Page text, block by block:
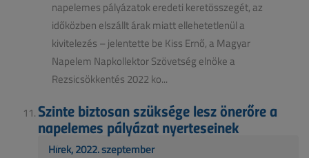
napelemes pályázatok eredeti keretösszegét, az
időközben elszállt árak miatt ellehetetlenül a
kivitelezés – jelentette be Kiss Ernő, a Magyar
Napelem Napkollektor Szövetség elnöke a
Rezsicsökkentés 2022 ko...
Szinte biztosan szüksége lesz önerőre a
napelemes pályázat nyerteseinek
Hírek, 2022. szeptember